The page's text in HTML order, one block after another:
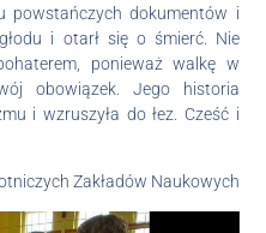
powstańczych dokumentów i
i otarł się o śmierć. Nie
ponieważ walkę w
obowiązek. Jego historia
i wzruszyła do łez. Cześć i
Zakładów Naukowych